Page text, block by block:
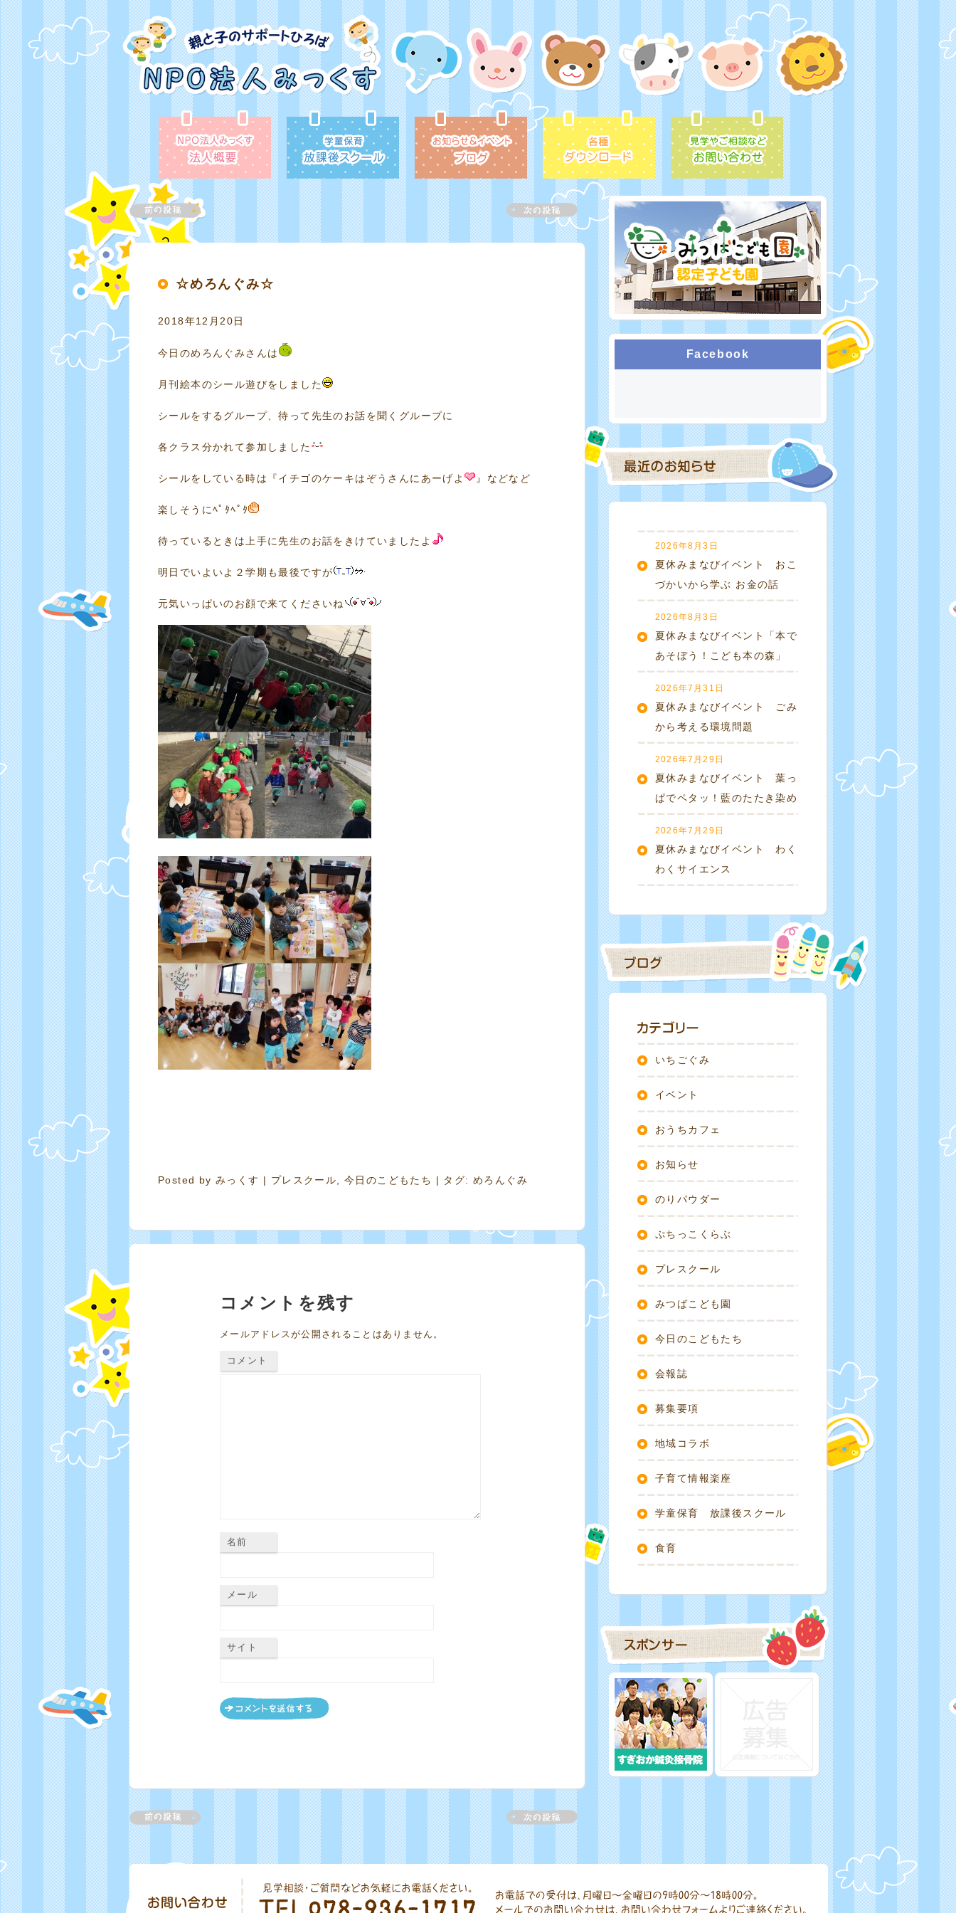
☆めろんぐみ☆
2018年12月20日
今日のめろんぐみさんは
月刊絵本のシール遊びをしました
シールをするグループ、待って先生のお話を聞くグループに
各クラス分かれて参加しました
シールをしている時は『イチゴのケーキはぞうさんにあーげよ 』などなど
楽しそうにﾍﾟﾀﾍﾟﾀ
待っているときは上手に先生のお話をきけていましたよ
明日でいよいよ２学期も最後ですが
元気いっぱいのお顔で来てくださいね
Posted byみっくす | プレスクール ,今日のこどもたち | タグ:めろんぐみ
コメントを残す
メールアドレスが公開されることはありません。
コメント
名前
メール
サイト
Facebook
2026年8月3日
夏休みまなびイベント おこ
づかいから学ぶ お金の話
2026年8月3日
夏休みまなびイベント「本で
あそぼう！こども本の森」
2026年7月31日
夏休みまなびイベント ごみ
から考える環境問題
2026年7月29日
夏休みまなびイベント 葉っ
ぱでペタッ！藍のたたき染め
2026年7月29日
夏休みまなびイベント わく
わくサイエンス
いちごぐみ
イベント
おうちカフェ
お知らせ
のりパウダー
ぷちっこくらぶ
プレスクール
みつばこども園
今日のこどもたち
会報誌
募集要項
地域コラボ
子育て情報楽座
学童保育 放課後スクール
食育